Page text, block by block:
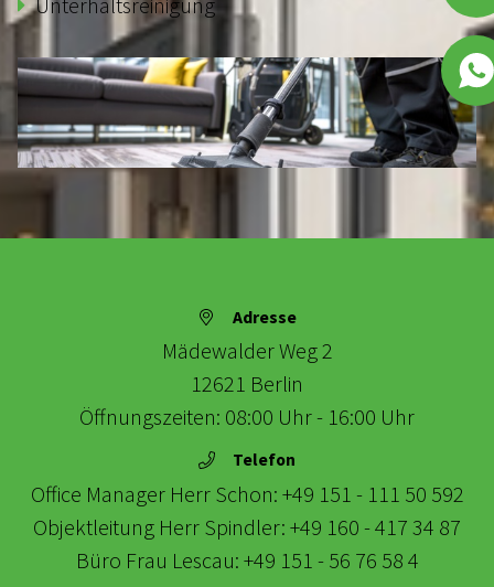
REINIGUNGSDIENSTE
OBJEKTINSTANDHALTUNG
KONTAKT
Adresse
Mädewalder Weg 2
12621 Berlin
Öffnungszeiten: 08:00 Uhr - 16:00 Uhr
Telefon
Office Manager Herr Schon: +49 151 - 111 50 592
Objektleitung Herr Spindler: +49 160 - 417 34 87
Büro Frau Lescau: +49 151 - 56 76 58 4